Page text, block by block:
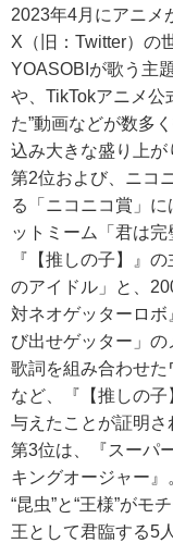
2023年4月にアニメ
X（旧：Twitter）の
YOASOBIが歌う主
や、TikTokアニメ公
た”動画などが数多
込み大きな盛り上が
第2位および、ニコ
る「ニコニコ賞」
ットミーム「君は完
『【推しの子】』
のアイドル」と、
対ネオゲッターロ
び出せゲッター」の
歌詞を組み合わせ
など、『【推しの
与えたことが証明さ
第3位は、『スーパ
キングオージャー』
“昆虫”と“王様”がモ
王として君臨する5